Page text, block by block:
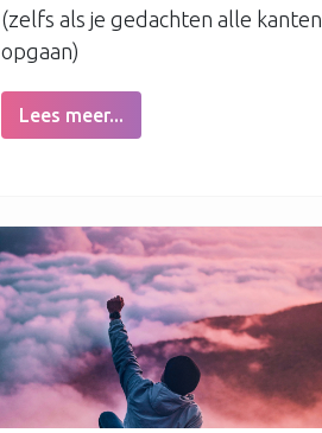
(zelfs als je gedachten alle kanten
opgaan)
Lees meer...